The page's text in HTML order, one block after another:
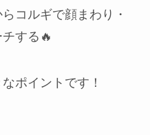
コルギで顔まわり・
する🔥
ポイントです！